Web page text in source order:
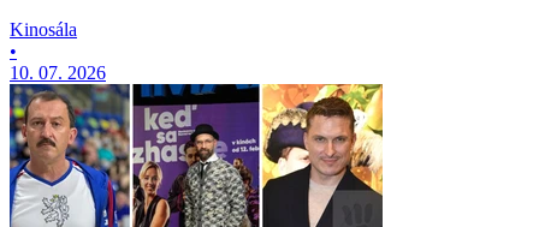
Kinosála
•
10. 07. 2026